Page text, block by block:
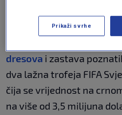
zastave i kape.
dresova i zastava
dva lažna trofeja FIFA
čija se vrijednost na
na više od 3,5 milijuna
Prikaži svrhe